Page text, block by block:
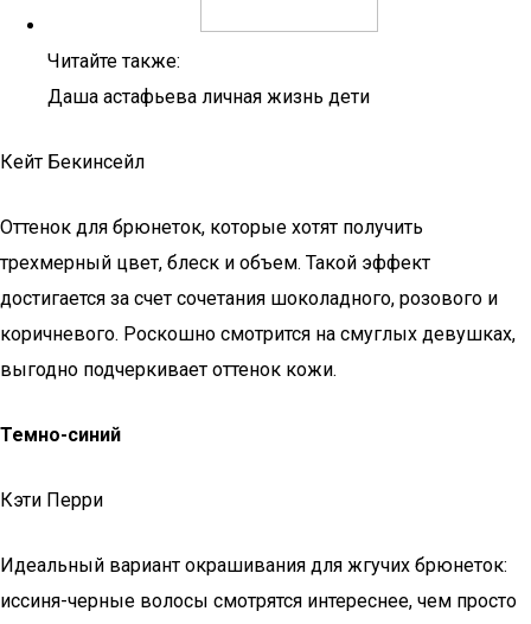
Читайте также:
Даша астафьева личная жизнь дети
Кейт Бекинсейл
Оттенок для брюнеток, которые хотят получить
трехмерный цвет, блеск и объем. Такой эффект
достигается за счет сочетания шоколадного, розового и
коричневого. Роскошно смотрится на смуглых девушках,
выгодно подчеркивает оттенок кожи.
Темно-синий
Кэти Перри
Идеальный вариант окрашивания для жгучих брюнеток:
иссиня-черные волосы смотрятся интереснее, чем просто